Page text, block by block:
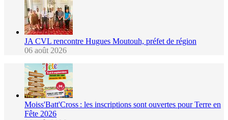
JA CVL rencontre Hugues Moutouh, préfet de région
06 août 2026
Moiss'Batt'Cross : les inscriptions sont ouvertes pour Terre en
Fête 2026